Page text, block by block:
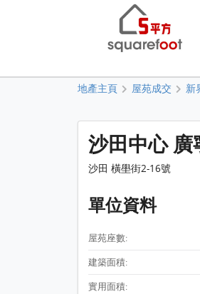
地產主頁 屋苑成交 新
沙田中心 廣
沙田 橫壆街2-16號
單位資料
屋苑座數:
建築面積:
實用面積: